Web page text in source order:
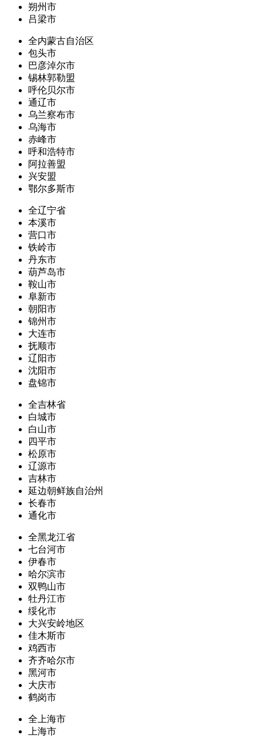
朔州市
吕梁市
全内蒙古自治区
包头市
巴彦淖尔市
锡林郭勒盟
呼伦贝尔市
通辽市
乌兰察布市
乌海市
赤峰市
呼和浩特市
阿拉善盟
兴安盟
鄂尔多斯市
全辽宁省
本溪市
营口市
铁岭市
丹东市
葫芦岛市
鞍山市
阜新市
朝阳市
锦州市
大连市
抚顺市
辽阳市
沈阳市
盘锦市
全吉林省
白城市
白山市
四平市
松原市
辽源市
吉林市
延边朝鲜族自治州
长春市
通化市
全黑龙江省
七台河市
伊春市
哈尔滨市
双鸭山市
牡丹江市
绥化市
大兴安岭地区
佳木斯市
鸡西市
齐齐哈尔市
黑河市
大庆市
鹤岗市
全上海市
上海市